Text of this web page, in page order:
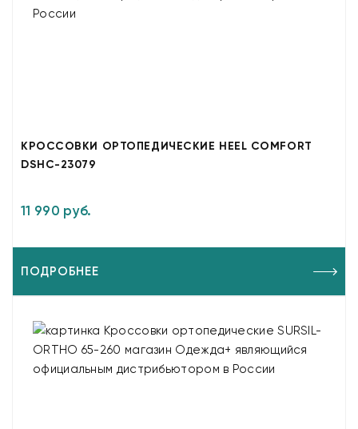
КРОССОВКИ ОРТОПЕДИЧЕСКИЕ HEEL COMFORT
DSHC-23079
11 990 руб.
ПОДРОБНЕЕ